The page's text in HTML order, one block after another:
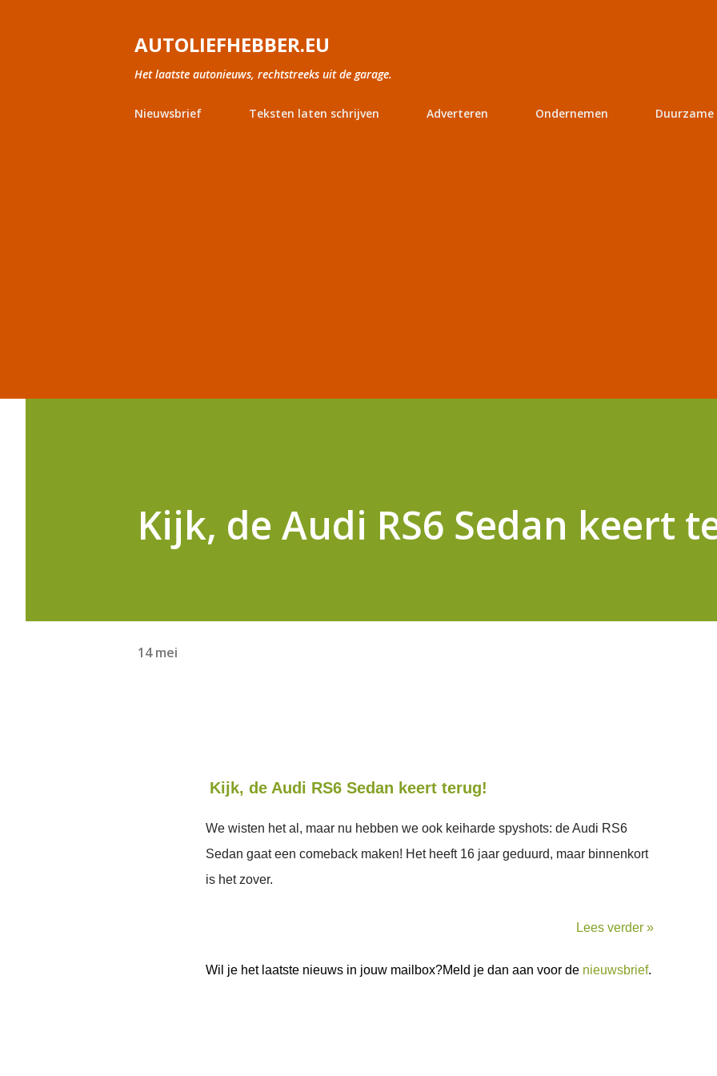
AUTOLIEFHEBBER.EU
Het laatste autonieuws, rechtstreeks uit de garage.
Nieuwsbrief Teksten laten schrijven Adverteren Ondernemen Duurzame
Kijk, de Audi RS6 Sedan keert
14 mei
Kijk, de Audi RS6 Sedan keert terug!
We wisten het al, maar nu hebben we ook keiharde spyshots: de Audi RS6
Sedan gaat een comeback maken! Het heeft 16 jaar geduurd, maar binnenkort
is het zover.
Lees verder »
Wil je het laatste nieuws in jouw mailbox?Meld je dan aan voor de nieuwsbrief.